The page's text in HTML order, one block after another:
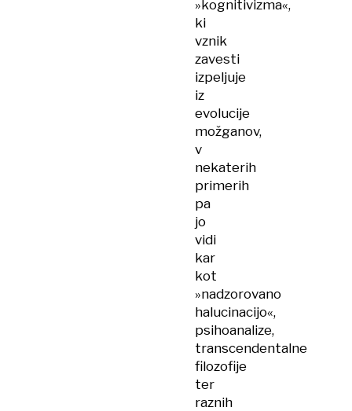
»kognitivizma«,
ki
vznik
zavesti
izpeljuje
iz
evolucije
možganov,
v
nekaterih
primerih
pa
jo
vidi
kar
kot
»nadzorovano
halucinacijo«,
psihoanalize,
transcendentalne
filozofije
ter
raznih